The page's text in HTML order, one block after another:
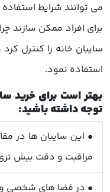
می توانند شرایط
برای افراد ممکن سازند
سایبان خانه را کنترل
استفاده نمود.
بهتر است برای خرید
توجه داشته باشید:
• این سایبان ها در
مراقبت و دقت بیش
• در فضا های شخصی و